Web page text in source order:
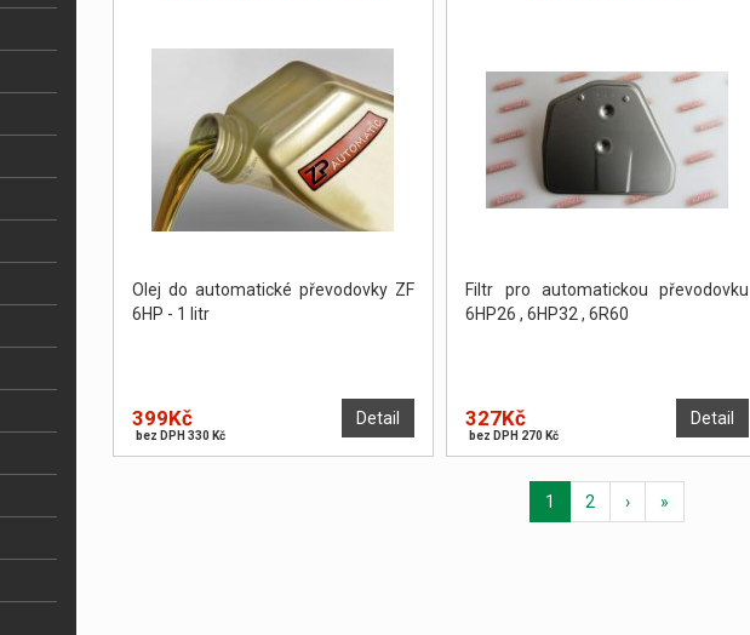
Olej do automatické převodovky ZF
6HP - 1 litr
Detail
399Kč
bez DPH 330 Kč
Filtr pro automatickou převodovku
6HP26 , 6HP32 , 6R60
Detail
327Kč
bez DPH 270 Kč
1 2 › »